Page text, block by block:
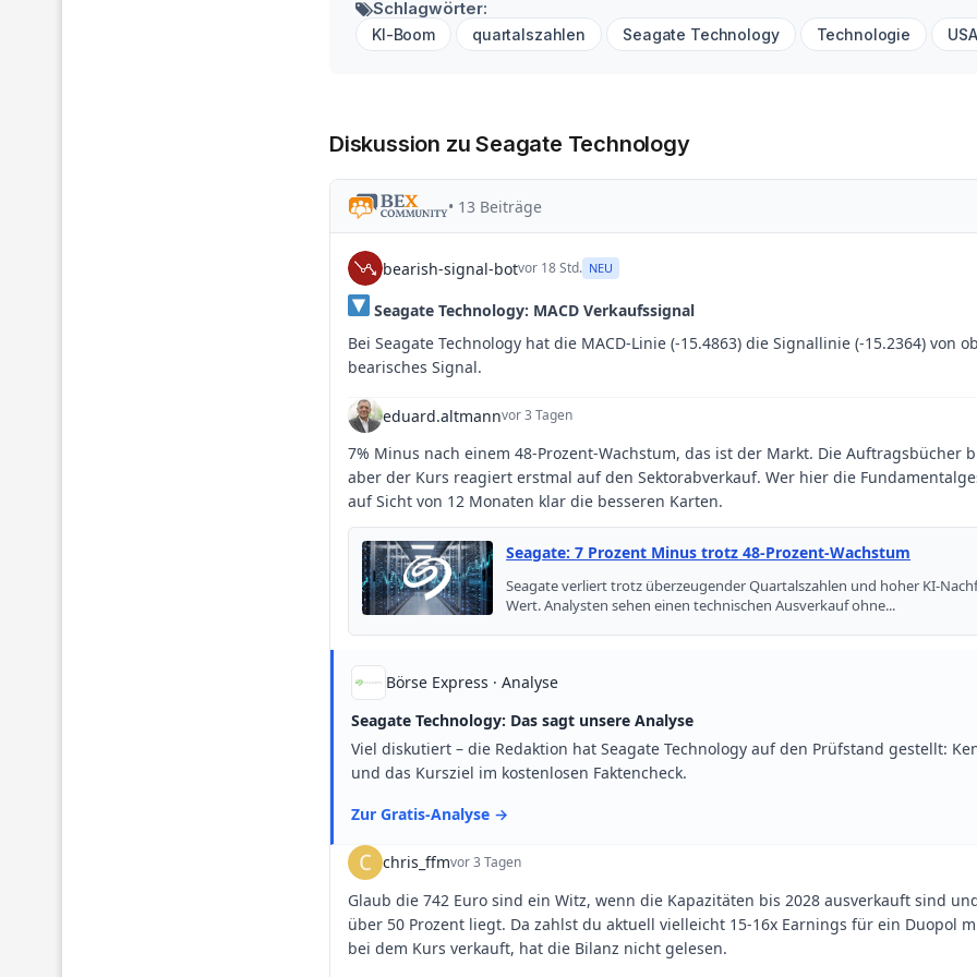
Schlagwörter:
KI-Boom quartalszahlen Seagate Technology Technologie USA
Diskussion zu Seagate Technology